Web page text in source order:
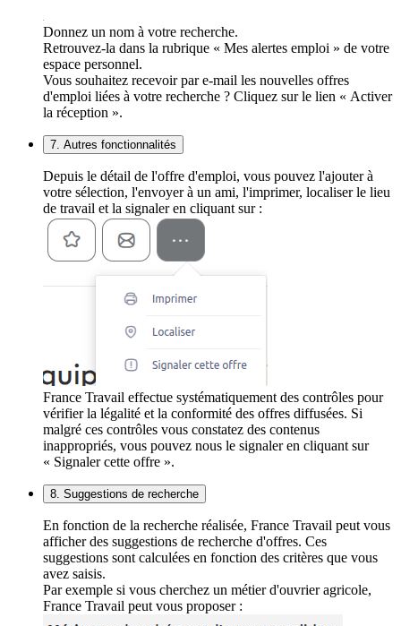
Donnez un nom à votre recherche.
Retrouvez-la dans la rubrique « Mes alertes emploi » de votre
espace personnel.
Vous souhaitez recevoir par e-mail les nouvelles offres
d'emploi liées à votre recherche ? Cliquez sur le lien « Activer
la réception ».
7. Autres fonctionnalités
Depuis le détail de l'offre d'emploi, vous pouvez l'ajouter à
votre sélection, l'envoyer à un ami, l'imprimer, localiser le lieu
de travail et la signaler en cliquant sur :
France Travail effectue systématiquement des contrôles pour
vérifier la légalité et la conformité des offres diffusées. Si
malgré ces contrôles vous constatez des contenus
inappropriés, vous pouvez nous le signaler en cliquant sur
« Signaler cette offre ».
8. Suggestions de recherche
En fonction de la recherche réalisée, France Travail peut vous
afficher des suggestions de recherche d'offres. Ces
suggestions sont calculées en fonction des critères que vous
avez saisis.
Par exemple si vous cherchez un métier d'ouvrier agricole,
France Travail peut vous proposer :